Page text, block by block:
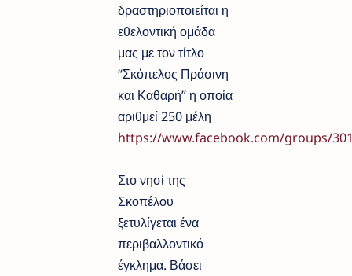
δραστηριοποιείται η
εθελοντική ομάδα
μας με τον τίτλο
“Σκόπελος Πράσινη
και Καθαρή” η οποία
αριθμεί 250 μέλη
https://www.facebook.com/groups/
Στο νησί της
Σκοπέλου
ξετυλίγεται ένα
περιβαλλοντικό
έγκλημα. Βάσει